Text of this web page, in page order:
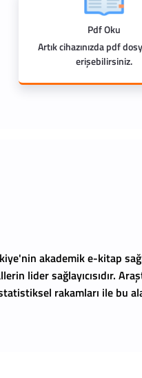
Pdf Oku
Artık cihazınızda pdf
erişebilirsiniz.
akademik e-kitap
lider sağlayıcısıdır.
rakamları ile bu